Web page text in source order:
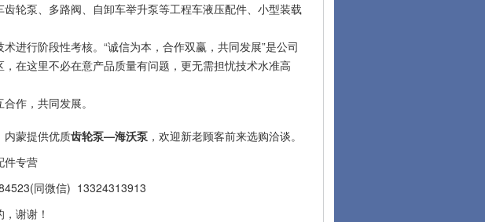
轮泵、多路阀、自卸车举升泵等工程车液压配件、小型装载
行阶段性考核。“诚信为本，合作双赢，共同发展”是公司
在这里不必在意产品质量有问题，更无需担忧技术水准高
作，共同发展。
内蒙提供优质齿轮泵—海沃泵 ，欢迎新老顾客前来选购洽谈。
件专营
同微信) 13324313913
谢谢！